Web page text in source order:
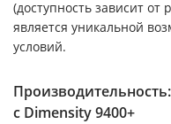
(доступность зависит от
является уникальной
условий.
с Dimensity 9400+